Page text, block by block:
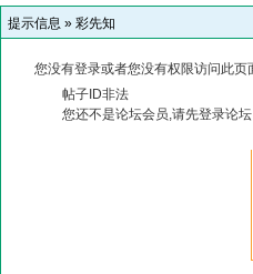
提示信息 » 彩先知
您没有登录或者您没有权限访问此页
帖子ID非法
您还不是论坛会员,请先登录论坛